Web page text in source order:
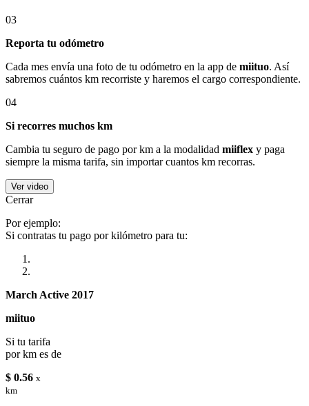
03
Reporta tu odómetro
Cada mes envía una foto de tu odómetro en la app de miituo. Así
sabremos cuántos km recorriste y haremos el cargo correspondiente.
04
Si recorres muchos km
Cambia tu seguro de pago por km a la modalidad miiflex y paga
siempre la misma tarifa, sin importar cuantos km recorras.
Ver video
Cerrar
Por ejemplo:
Si contratas tu pago por kilómetro para tu:
March Active 2017
miituo
Si tu tarifa
por km es de
$ 0.56 x
km